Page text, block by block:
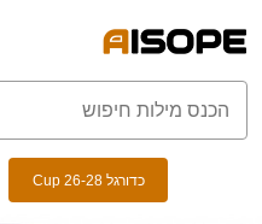
כדורגל Cup 26-28